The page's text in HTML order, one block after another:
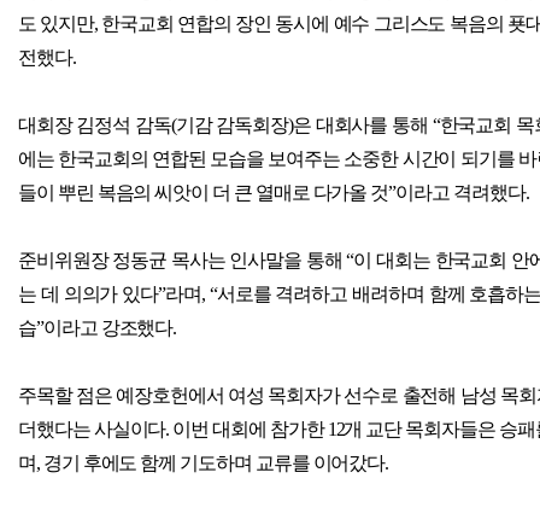
도 있지만, 한국교회 연합의 장인 동시에 예수 그리스도 복음의 푯
전했다.
대회장 김정석 감독(기감 감독회장)은 대회사를 통해 “한국교회 목
에는 한국교회의 연합된 모습을 보여주는 소중한 시간이 되기를
들이 뿌린 복음의 씨앗이 더 큰 열매로 다가올 것”이라고 격려했다.
준비위원장 정동균 목사는 인사말을 통해“이 대회는 한국교회 안
는 데 의의가 있다”라며, “서로를 격려하고 배려하며 함께 호흡하
습”이라고 강조했다.
주목할 점은 예장호헌에서 여성 목회자가 선수로 출전해 남성 목
더했다는 사실이다. 이번 대회에 참가한12개 교단 목회자들은 승
며, 경기 후에도 함께 기도하며 교류를 이어갔다.